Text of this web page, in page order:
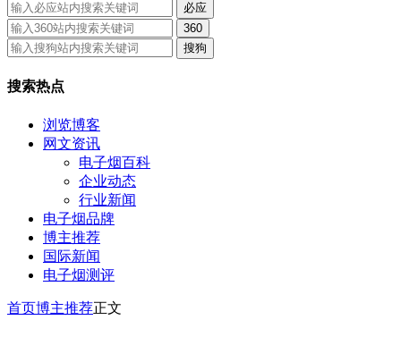
必应
360
搜狗
搜索热点
浏览博客
网文资讯
电子烟百科
企业动态
行业新闻
电子烟品牌
博主推荐
国际新闻
电子烟测评
首页博主推荐正文